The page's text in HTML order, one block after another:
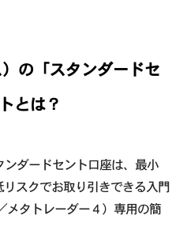
の「スタンダードセ
とは？
ンダードセント口座は、最小
スクでお取り引きできる入門
メタトレーダー４）専用の簡